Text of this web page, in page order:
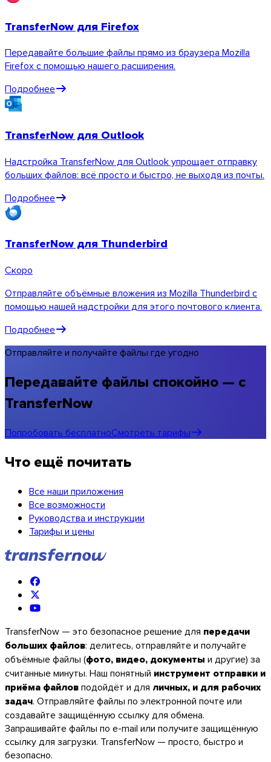
TransferNow для Firefox
Передавайте большие файлы прямо из браузера Mozilla
Firefox с помощью нашего расширения.
Подробнее
TransferNow для Outlook
Надстройка TransferNow для Outlook упрощает отправку
больших файлов: всё просто и быстро, не выходя из почты.
Подробнее
TransferNow для Thunderbird
Скоро
Отправляйте объёмные вложения из Mozilla Thunderbird с
помощью нашей надстройки для этого почтового клиента.
Подробнее
Отправляйте и получайте файлы где угодно
Передавайте файлы спокойно — с
TransferNow
Попробовать бесплатноСмотреть тарифы
Что ещё почитать
Все наши приложения
Все возможности
Руководства и инструкции
Тарифы и цены
TransferNow — это безопасное решение для передачи
больших файлов: делитесь, отправляйте и получайте
объёмные файлы (фото, видео, документы и другие) за
считанные минуты. Наш понятный инструмент отправки и
приёма файловподойдёт и для личных, и для рабочих
задач. Отправляйте файлы по электронной почте или
создавайте защищённую ссылку для обмена.
Запрашивайте файлы по e-mail или получите защищённую
ссылку для загрузки. TransferNow — просто, быстро и
безопасно.